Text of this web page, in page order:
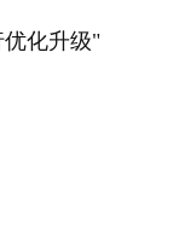
化升级"